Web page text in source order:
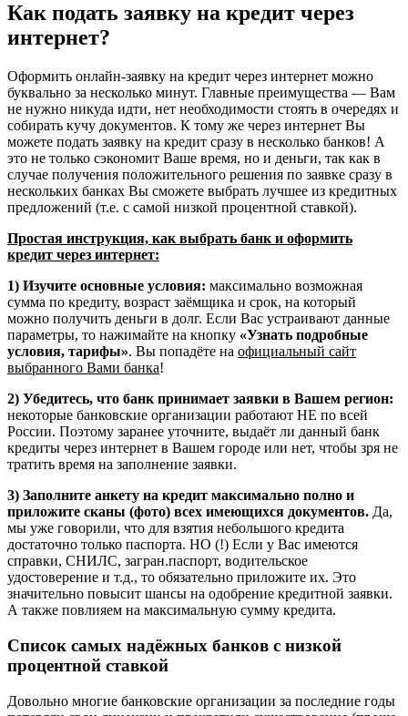
Как подать заявку на кредит через
интернет?
Оформить онлайн-заявку на кредит через интернет можно
буквально за несколько минут. Главные преимущества — Вам
не нужно никуда идти, нет необходимости стоять в очередях и
собирать кучу документов. К тому же через интернет Вы
можете подать заявку на кредит сразу в несколько банков! А
это не только сэкономит Ваше время, но и деньги, так как в
случае получения положительного решения по заявке сразу в
нескольких банках Вы сможете выбрать лучшее из кредитных
предложений (т.е. с самой низкой процентной ставкой).
Простая инструкция, как выбрать банк и оформить
кредит через интернет:
1) Изучите основные условия: максимально возможная
сумма по кредиту, возраст заёмщика и срок, на который
можно получить деньги в долг. Если Вас устраивают данные
параметры, то нажимайте на кнопку «Узнать подробные
условия, тарифы». Вы попадёте на официальный сайт
выбранного Вами банка!
2) Убедитесь, что банк принимает заявки в Вашем регион:
некоторые банковские организации работают НЕ по всей
России. Поэтому заранее уточните, выдаёт ли данный банк
кредиты через интернет в Вашем городе или нет, чтобы зря не
тратить время на заполнение заявки.
3) Заполните анкету на кредит максимально полно и
приложите сканы (фото) всех имеющихся документов. Да,
мы уже говорили, что для взятия небольшого кредита
достаточно только паспорта. НО (!) Если у Вас имеются
справки, СНИЛС, загран.паспорт, водительское
удостоверение и т.д., то обязательно приложите их. Это
значительно повысит шансы на одобрение кредитной заявки.
А также повлияем на максимальную сумму кредита.
Список самых надёжных банков с низкой
процентной ставкой
Довольно многие банковские организации за последние годы